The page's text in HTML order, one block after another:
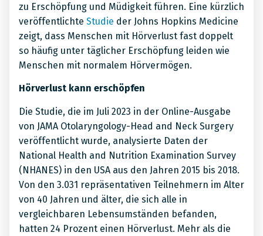
zu Erschöpfung und Müdigkeit führen. Eine kürzlich
veröffentlichte Studie der Johns Hopkins Medicine
zeigt, dass Menschen mit Hörverlust fast doppelt
so häufig unter täglicher Erschöpfung leiden wie
Menschen mit normalem Hörvermögen.
Hörverlust kann erschöpfen
Die Studie, die im Juli 2023 in der Online-Ausgabe
von JAMA Otolaryngology-Head and Neck Surgery
veröffentlicht wurde, analysierte Daten der
National Health and Nutrition Examination Survey
(NHANES) in den USA aus den Jahren 2015 bis 2018.
Von den 3.031 repräsentativen Teilnehmern im Alter
von 40 Jahren und älter, die sich alle in
vergleichbaren Lebensumständen befanden,
hatten 24 Prozent einen Hörverlust. Mehr als die